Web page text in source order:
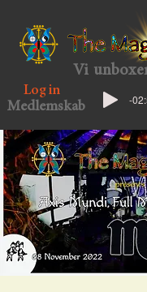
Vi
Log in
Medlemskab
-